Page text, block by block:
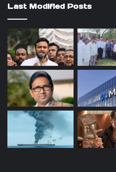
Last Modified Posts